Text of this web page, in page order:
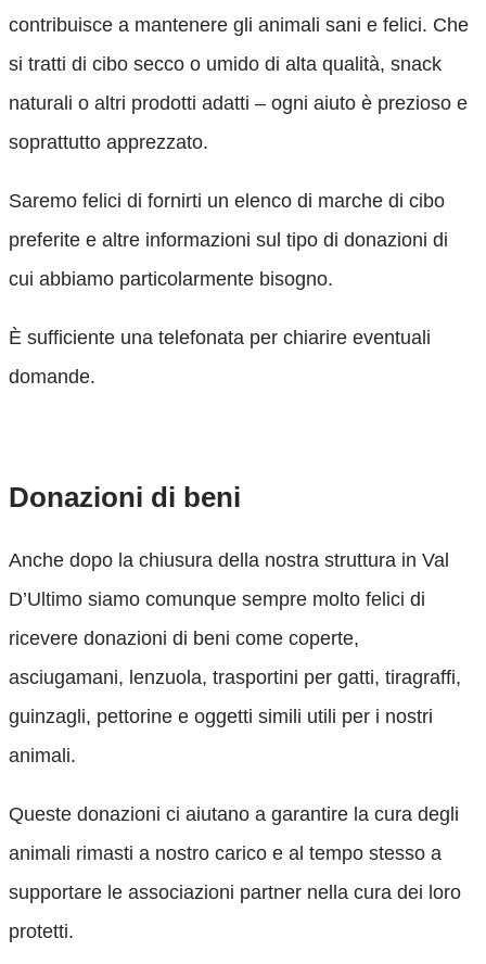
contribuisce a mantenere gli animali sani e felici. Che
si tratti di cibo secco o umido di alta qualità, snack
naturali o altri prodotti adatti – ogni aiuto è prezioso e
soprattutto apprezzato.
Saremo felici di fornirti un elenco di marche di cibo
preferite e altre informazioni sul tipo di donazioni di
cui abbiamo particolarmente bisogno.
È sufficiente una telefonata per chiarire eventuali
domande.
Donazioni di beni
Anche dopo la chiusura della nostra struttura in Val
D’Ultimo siamo comunque sempre molto felici di
ricevere donazioni di beni come coperte,
asciugamani, lenzuola, trasportini per gatti, tiragraffi,
guinzagli, pettorine e oggetti simili utili per i nostri
animali.
Queste donazioni ci aiutano a garantire la cura degli
animali rimasti a nostro carico e al tempo stesso a
supportare le associazioni partner nella cura dei loro
protetti.